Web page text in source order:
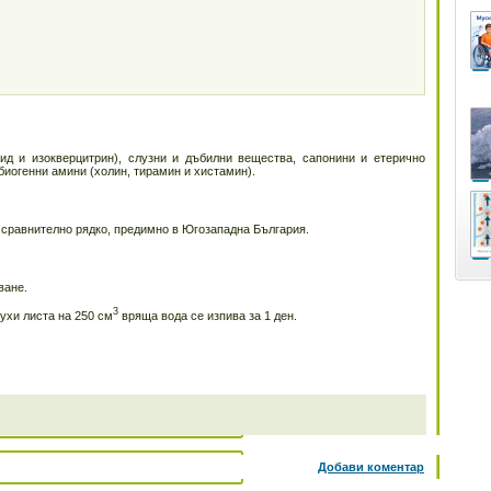
и изокверцитрин), слузни и дъбилни вещества, сапонини и етерично
амини (холин, тирамин и хистамин).
рядко, предимно в Югозападна България.
листа на 250 см3 вряща вода се изпива за 1 ден.
Добави коментар